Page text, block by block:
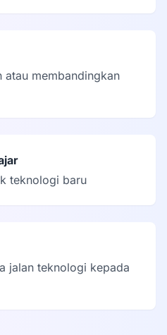
atau membandingkan
teknologi baru
jalan teknologi kepada